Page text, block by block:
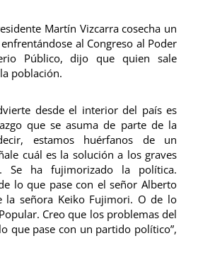
Martín Vizcarra cosecha un
al Congreso al Poder
Público, dijo que quien sale
población.
desde el interior del país es
que se asuma de parte de la
estamos huérfanos de un
cuál es la solución a los graves
Se ha fujimorizado la política.
lo que pase con el señor Alberto
la señora Keiko Fujimori. O de lo
Creo que los problemas del
que pase con un partido político”,